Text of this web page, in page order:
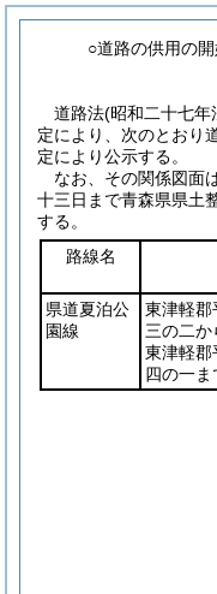
○道路の供用の
道路法(昭和二十七年
定により、次のとおり
定により公示する。
なお、その関係図面
十三日まで青森県県土
する。
路線名
県道夏泊公
園線
東津軽郡
三の二か
東津軽郡
四の一ま